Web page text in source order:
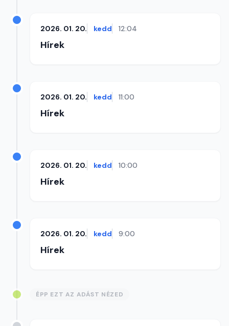
2026. 01. 20. kedd 12:04
Hírek
2026. 01. 20. kedd 11:00
Hírek
2026. 01. 20. kedd 10:00
Hírek
2026. 01. 20. kedd 9:00
Hírek
ÉPP EZT AZ ADÁST NÉZED